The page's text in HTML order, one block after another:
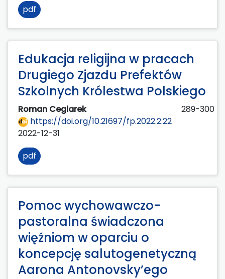
pdf
Edukacja religijna w pracach
Drugiego Zjazdu Prefektów
Szkolnych Królestwa Polskiego
Roman Ceglarek
289-300
https://doi.org/10.21697/fp.2022.2.22
2022-12-31
pdf
Pomoc wychowawczo-
pastoralna świadczona
więźniom w oparciu o
koncepcję salutogenetyczną
Aarona Antonovsky’ego